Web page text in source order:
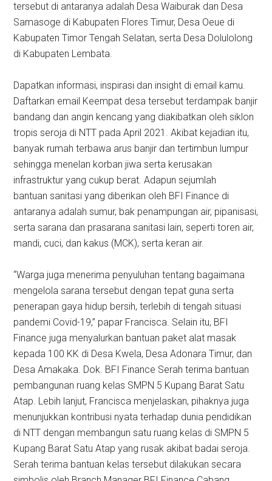
tersebut di antaranya adalah Desa Waiburak dan Desa
Samasoge di Kabupaten Flores Timur, Desa Oeue di
Kabupaten Timor Tengah Selatan, serta Desa Dolulolong
di Kabupaten Lembata.
Dapatkan informasi, inspirasi dan insight di email kamu.
Daftarkan email Keempat desa tersebut terdampak banjir
bandang dan angin kencang yang diakibatkan oleh siklon
tropis seroja di NTT pada April 2021. Akibat kejadian itu,
banyak rumah terbawa arus banjir dan tertimbun lumpur
sehingga menelan korban jiwa serta kerusakan
infrastruktur yang cukup berat. Adapun sejumlah
bantuan sanitasi yang diberikan oleh BFI Finance di
antaranya adalah sumur, bak penampungan air, pipanisasi,
serta sarana dan prasarana sanitasi lain, seperti toren air,
mandi, cuci, dan kakus (MCK), serta keran air.
“Warga juga menerima penyuluhan tentang bagaimana
mengelola sarana tersebut dengan tepat guna serta
penerapan gaya hidup bersih, terlebih di tengah situasi
pandemi Covid-19,” papar Francisca. Selain itu, BFI
Finance juga menyalurkan bantuan paket alat masak
kepada 100 KK di Desa Kwela, Desa Adonara Timur, dan
Desa Amakaka. Dok. BFI Finance Serah terima bantuan
pembangunan ruang kelas SMPN 5 Kupang Barat Satu
Atap. Lebih lanjut, Francisca menjelaskan, pihaknya juga
menunjukkan kontribusi nyata terhadap dunia pendidikan
di NTT dengan membangun satu ruang kelas di SMPN 5
Kupang Barat Satu Atap yang rusak akibat badai seroja.
Serah terima bantuan kelas tersebut dilakukan secara